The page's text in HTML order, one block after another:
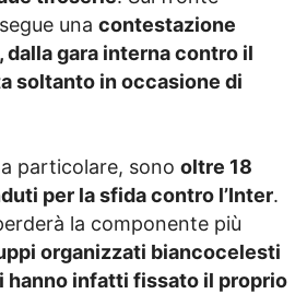
una contestazione
dalla gara interna contro il
soltanto in occasione di
particolare, sono oltre 18
per la sfida contro l’Inter.
la componente più
organizzati biancocelesti
hanno infatti fissato il proprio